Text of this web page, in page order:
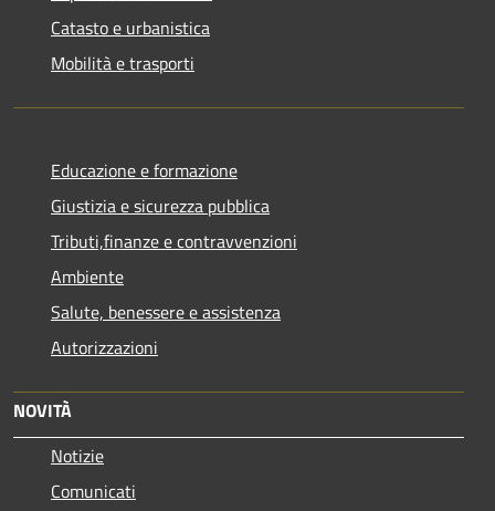
Catasto e urbanistica
Mobilità e trasporti
Educazione e formazione
Giustizia e sicurezza pubblica
Tributi,finanze e contravvenzioni
Ambiente
Salute, benessere e assistenza
Autorizzazioni
NOVITÀ
Notizie
Comunicati